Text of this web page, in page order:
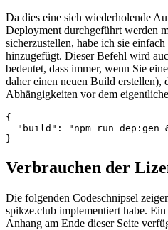
Mit jedem SvelteKit-
Da dies eine sich wiederholende
Deployment durchgeführt werden
sicherzustellen, habe ich sie
hinzugefügt. Dieser Befehl wird
bedeutet, dass immer, wenn Sie
daher einen neuen Build
Abhängigkeiten vor dem
{
"build": "npm run dep:gen
Verbrauchen der